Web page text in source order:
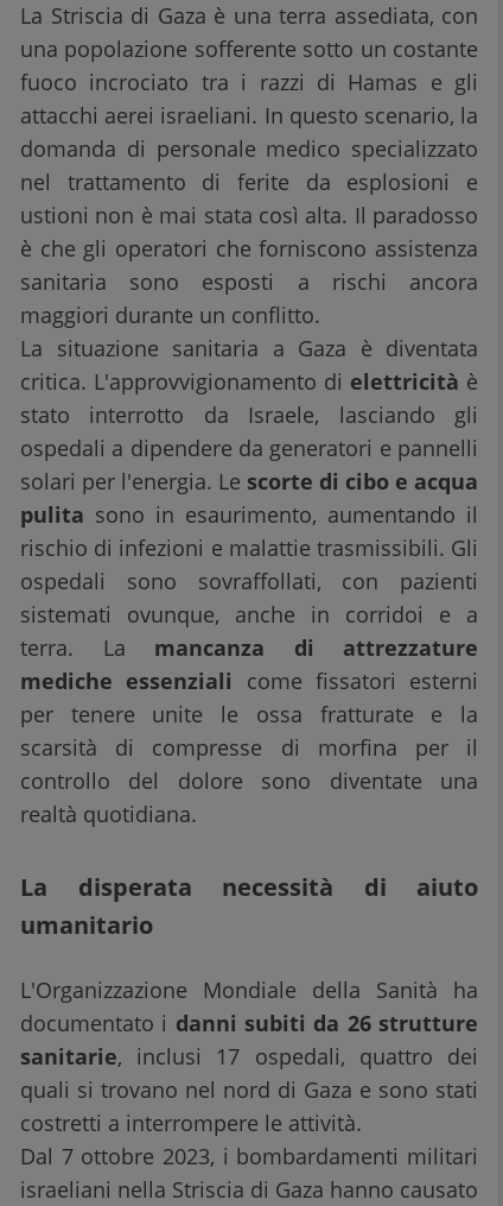
La Striscia di Gaza è una terra assediata, con
una popolazione sofferente sotto un costante
fuoco incrociato tra i razzi di Hamas e gli
attacchi aerei israeliani. In questo scenario, la
domanda di personale medico specializzato
nel trattamento di ferite da esplosioni e
ustioni non è mai stata così alta. Il paradosso
è che gli operatori che forniscono assistenza
sanitaria sono esposti a rischi ancora
maggiori durante un conflitto.
La situazione sanitaria a Gaza è diventata
critica. L'approvvigionamento di elettricità è
stato interrotto da Israele, lasciando gli
ospedali a dipendere da generatori e pannelli
solari per l'energia. Le scorte di cibo e acqua
pulita sono in esaurimento, aumentando il
rischio di infezioni e malattie trasmissibili. Gli
ospedali sono sovraffollati, con pazienti
sistemati ovunque, anche in corridoi e a
terra. La mancanza di attrezzature
mediche essenziali come fissatori esterni
per tenere unite le ossa fratturate e la
scarsità di compresse di morfina per il
controllo del dolore sono diventate una
realtà quotidiana.
La disperata necessità di aiuto
umanitario
L'Organizzazione Mondiale della Sanità ha
documentato i danni subiti da 26 strutture
sanitarie, inclusi 17 ospedali, quattro dei
quali si trovano nel nord di Gaza e sono stati
costretti a interrompere le attività.
Dal 7 ottobre 2023, i bombardamenti militari
israeliani nella Striscia di Gaza hanno causato